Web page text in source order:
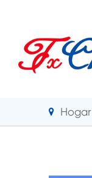
Hogar